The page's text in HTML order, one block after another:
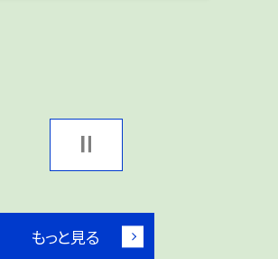
もっと見る